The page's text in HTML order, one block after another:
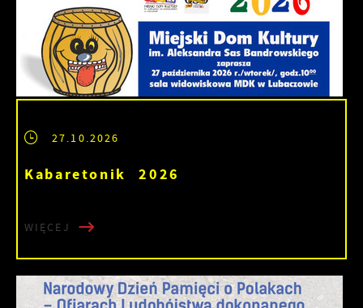
27.10.2026
Kabaretonik 2026
WIĘCEJ